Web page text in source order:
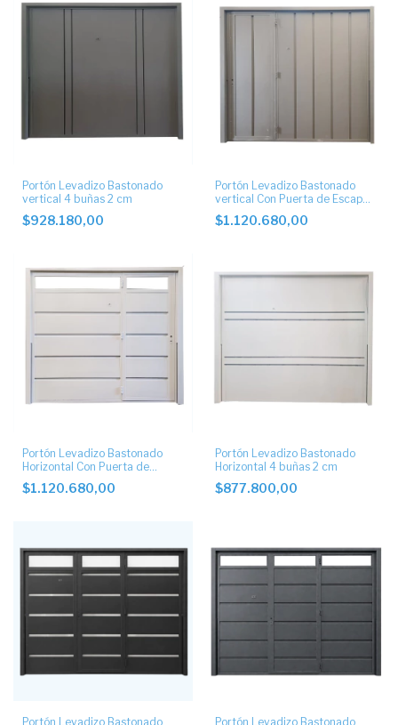
Portón Levadizo Bastonado
vertical 4 buñas 2 cm
$928.180,00
Portón Levadizo Bastonado
vertical Con Puerta de Escape
Lateral.
$1.120.680,00
Portón Levadizo Bastonado
Horizontal Con Puerta de
Escape Lateral y postigo
$1.120.680,00
Portón Levadizo Bastonado
Horizontal 4 buñas 2 cm
$877.800,00
Portón Levadizo Bastonado
Portón Levadizo Bastonado